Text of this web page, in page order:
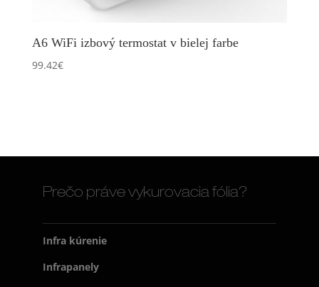
A6 WiFi izbový termostat v bielej farbe
99.42€
Prečo práve vykurovacia fólia?
Infra kúrenie
Infrapanely